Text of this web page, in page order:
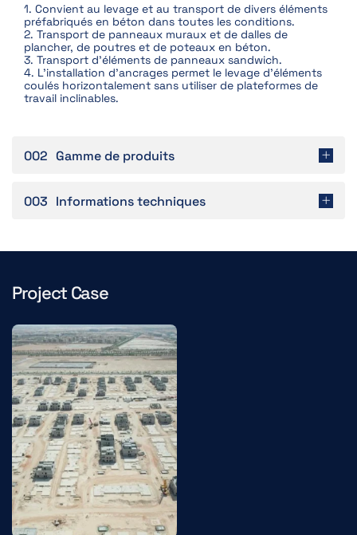
1. Convient au levage et au transport de divers éléments
préfabriqués en béton dans toutes les conditions.
2. Transport de panneaux muraux et de dalles de
plancher, de poutres et de poteaux en béton.
3. Transport d'éléments de panneaux sandwich.
4. L'installation d'ancrages permet le levage d'éléments
coulés horizontalement sans utiliser de plateformes de
travail inclinables.
002 Gamme de produits
003 Informations techniques
Project Case